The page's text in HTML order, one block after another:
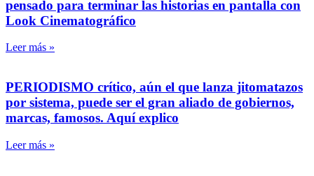
pensado para terminar las historias en pantalla con
Look Cinematográfico
Leer más »
PERIODISMO crítico, aún el que lanza jitomatazos
por sistema, puede ser el gran aliado de gobiernos,
marcas, famosos. Aquí explico
Leer más »